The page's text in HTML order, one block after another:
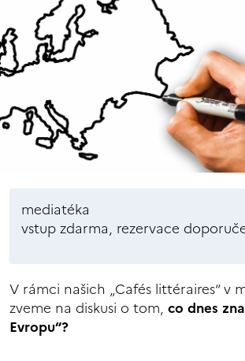
mediatéka
vstup zdarma, rezervace
V rámci našich „Cafés littéraires“ v
zveme na diskusi o tom, co dnes
Evropu“?